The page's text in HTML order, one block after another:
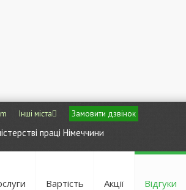
Інші міста Замовити дзвінок
праці Німеччини
Вартість Акції Відгуки